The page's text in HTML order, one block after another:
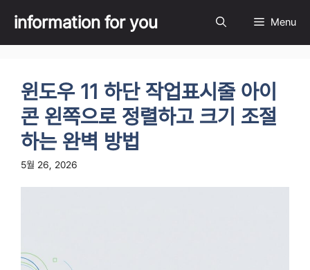
content
information for you Menu
윈도우 11 하단 작업표시줄 아이
콘 왼쪽으로 정렬하고 크기 조절
하는 완벽 방법
5월 26, 2026